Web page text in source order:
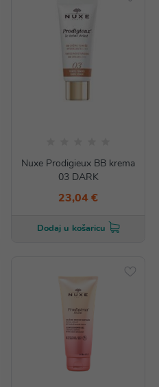
Nuxe Prodigieux BB krema
03 DARK
23,04 €
Dodaj u košaricu